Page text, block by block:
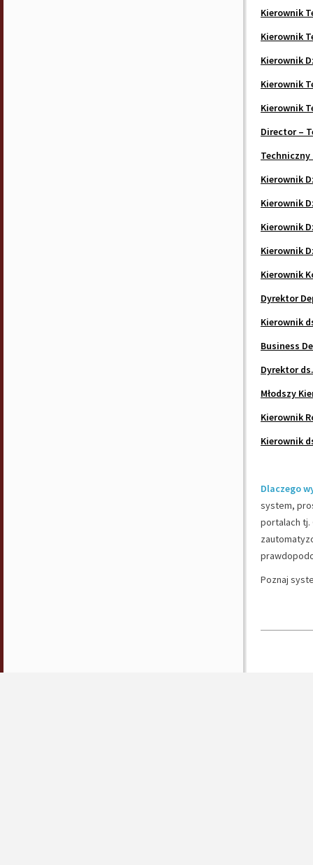
Kierownik
Kierownik
Kierownik
Kierownik
Kierownik
Director –
Techniczny
Kierownik
Kierownik
Kierownik
Kierownik
Kierownik
Dyrektor
Kierownik
Business
Dyrektor
Młodszy
Kierownik
Kierownik
Dlaczego
system,
portalach tj.
Poznaj